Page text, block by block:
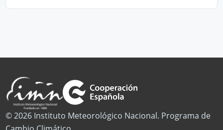
© 2026 Instituto Meteorológico Nacional. Programa de